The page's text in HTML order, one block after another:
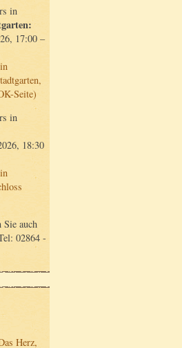
in
17:00 –
Seite)
in
18:30
auch
02864 -
Herz,